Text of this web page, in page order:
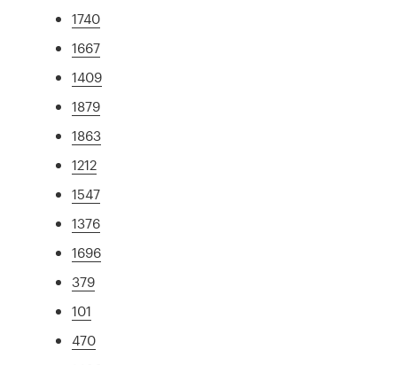
1740
1667
1409
1879
1863
1212
1547
1376
1696
379
101
470